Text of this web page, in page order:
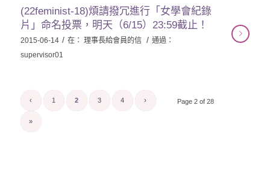
(22feminist-18)煩請撥冗進行「女學會紀錄
片」命名投票，明天（6/15）23:59截止！
2015-06-14 / 在： 理事長給會員的信 / 通過：
supervisor01
Page 2 of 28
‹ 1 2 3 4 ›
»